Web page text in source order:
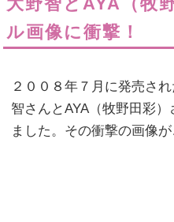
ル画像に衝撃！
２００８年７月に発売さ
智さんとAYA（牧野田彩
ました。その衝撃の画像が